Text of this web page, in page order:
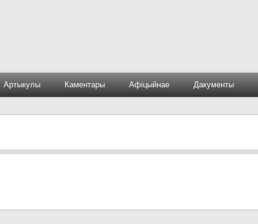
Артыкулы Каментары Афіцыйнае Дакументы